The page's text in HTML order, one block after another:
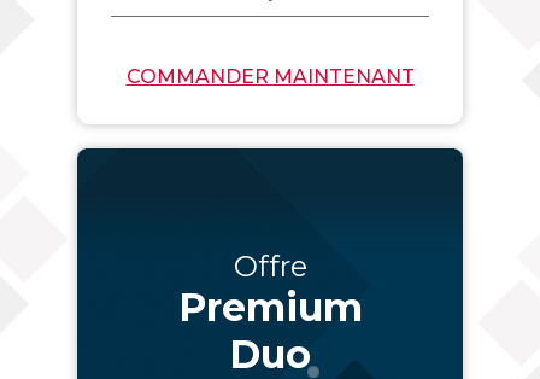
Offre
Premium
Duo
COMMANDER MAINTENANT